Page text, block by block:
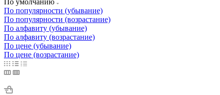
По популярности (убывание)
По популярности (возрастание)
По алфавиту (убывание)
По алфавиту (возрастание)
По цене (убывание)
По цене (возрастание)